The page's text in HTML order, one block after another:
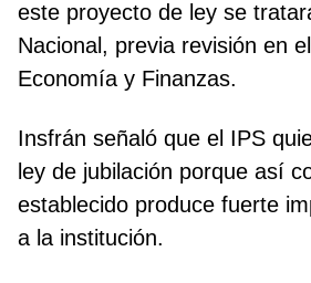
este proyecto de ley se
Nacional, previa revisión en
Economía y Finanzas.
Insfrán señaló que el IPS
ley de jubilación porque así
establecido produce fuerte
a la institución.